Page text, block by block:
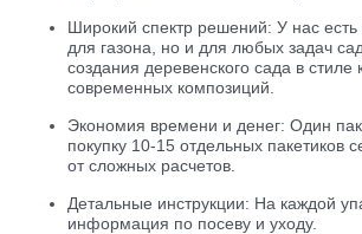
Широкий спектр решений: У нас есть
для газона, но и для любых задач
создания деревенского сада в стиле
современных композиций.
Экономия времени и денег: Один
покупку 10-15 отдельных пакетиков
от сложных расчетов.
Детальные инструкции: На каждой
информация по посеву и уходу.